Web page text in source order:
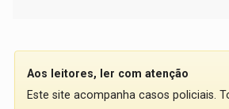
Aos leitores, ler com atenção
Este site acompanha casos policiais.